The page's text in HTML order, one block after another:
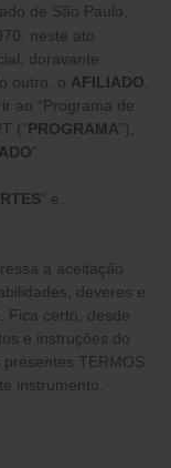
de São Paulo,
neste ato
doravante
outro, o AFILIADO
ao “Programa de
(“PROGRAMA”),
”.
” e,
a aceitação
deveres e
Fica certo, desde
e instruções do
TERMOS
instrumento.